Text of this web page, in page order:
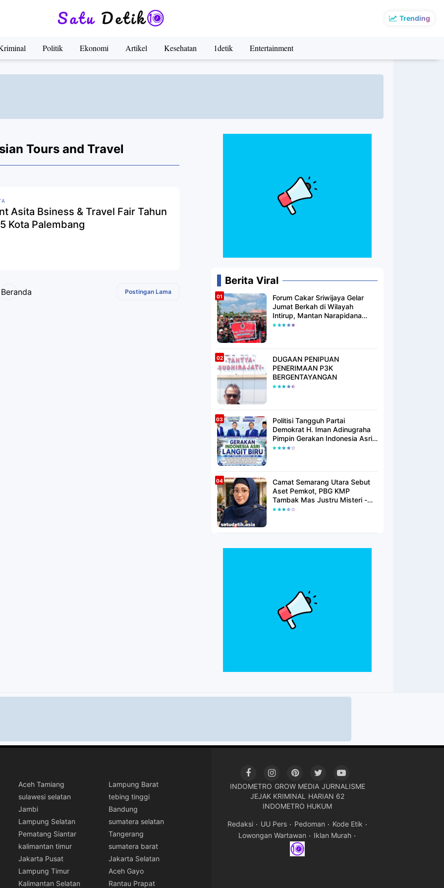
Trending
Politik Ekonomi Artikel Kesehatan 1detik Entertainment
Tours and Travel
Asita Bsiness & Travel Fair Tahun
Kota Palembang
Postingan Lama
Beranda
Berita Viral
Forum Cakar Sriwijaya Gelar
Jumat Berkah di Wilayah
Intirup, Mantan Narapidana
yang Telah Berhijrah Turut
DUGAAN PENIPUAN
PENERIMAAN P3K
BERGENTAYANGAN
Politisi Tangguh Partai
Demokrat H. Iman Adinugraha
Pimpin Gerakan Indonesia Asri
Langit Biru Di Pantai Citepus
Camat Semarang Utara Sebut
Aset Pemkot, PBG KMP
Tambak Mas Justru Misteri -
Warga Menunggu Kepastian
Aceh Tamiang
Lampung Barat
sulawesi selatan
tebing tinggi
Jambi
Bandung
Lampung Selatan
sumatera selatan
Pematang Siantar
Tangerang
kalimantan timur
sumatera barat
Jakarta Pusat
Jakarta Selatan
Lampung Timur
Aceh Gayo
Kalimantan Selatan
Rantau Prapat
INDOMETRO GROW MEDIA JURNALISME
JEJAK KRIMINAL
HARIAN 62
INDOMETRO HUKUM
Redaksi UU Pers Pedoman
Kode Etik
Lowongan Wartawan
Iklan Murah